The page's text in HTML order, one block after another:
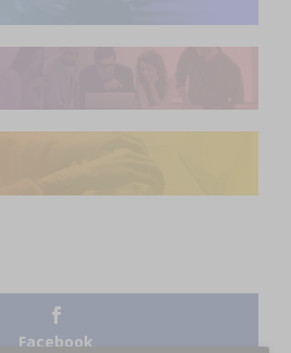
Facebook